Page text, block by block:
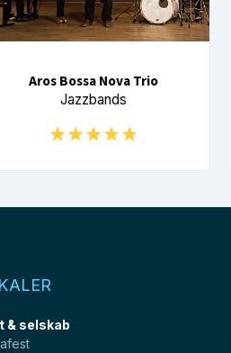
Aros Bossa Nova Trio
Jazzbands
& selskab